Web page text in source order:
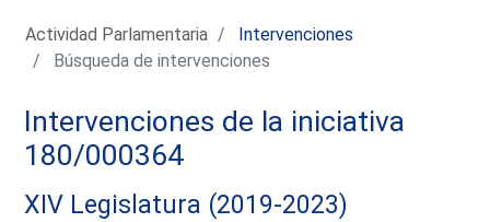
Actividad Parlamentaria
Intervenciones
Búsqueda de intervenciones
Intervenciones de la iniciativa
180/000364
XIV Legislatura (2019-2023)